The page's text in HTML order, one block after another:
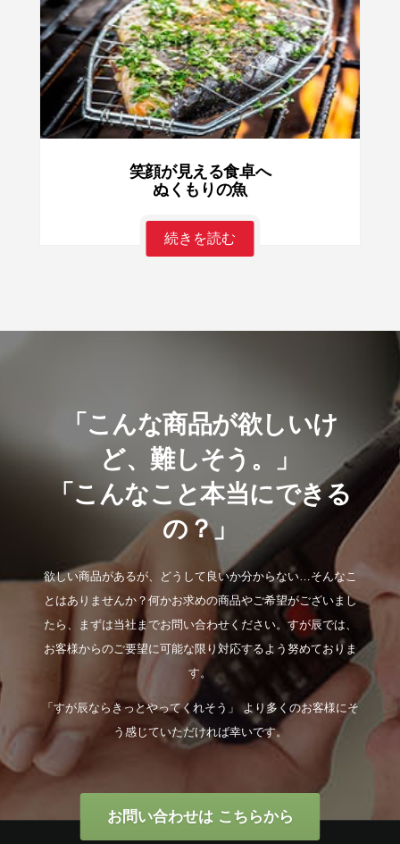
笑顔が見える食卓へ
ぬくもりの魚
続きを読む
「こんな商品が欲しいけ
ど、難しそう。」
「こんなこと本当にできる
の？」
欲しい商品があるが、どうして良いか分からない…そんなこ
とはありませんか？何かお求めの商品やご希望がございまし
たら、まずは当社までお問い合わせください。すが辰では、
お客様からのご要望に可能な限り対応するよう努めておりま
す。
「すが辰ならきっとやってくれそう」 より多くのお客様にそ
う感じていただければ幸いです。
お問い合わせは こちらから